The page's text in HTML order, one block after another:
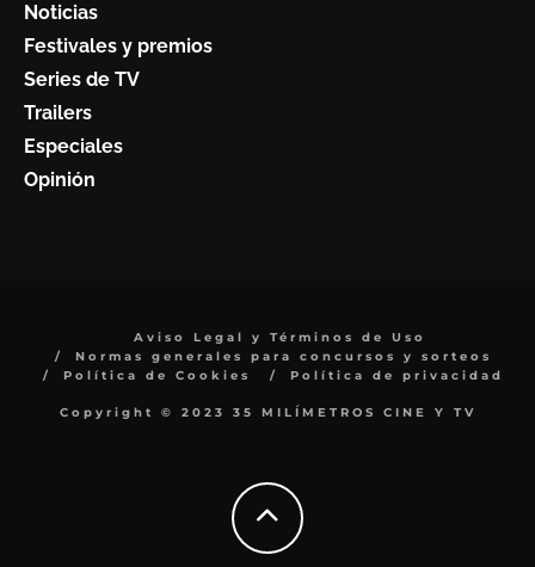
Noticias
Festivales y premios
Series de TV
Trailers
Especiales
Opinión
Aviso Legal y Términos de Uso
Normas generales para concursos y sorteos
Política de Cookies
Política de privacidad
Copyright © 2023 35 MILÍMETROS CINE Y TV